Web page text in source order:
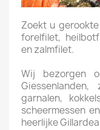
Zoekt u
forelfilet,
en zalmfilet.
Wij bezorgen
Giessenlanden,
garnalen,
scheermessen
heerlijke